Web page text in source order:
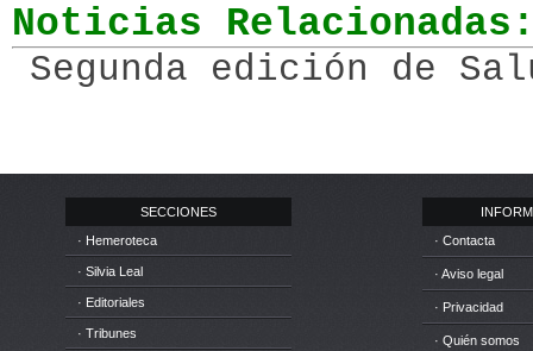
Noticias
Segunda edición de
SECCIONES
· Hemeroteca
· Silvia Leal
· Editoriales
· Tribunes
· Contacta
· Aviso legal
· Privacidad
· Quién somos